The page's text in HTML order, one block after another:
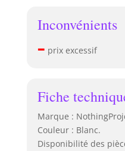
Inconvénients
– prix excessif
Fiche
Marque :
Couleur : Blanc.
Disponibilité des